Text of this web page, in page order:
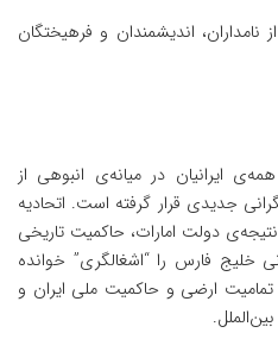
که به امضای ۸۱ تن از نامداران، اندیشمندان و فرهیختگان
ایرانیان در میانه‌ی انبوهی از
جدیدی قرار گرفته است. اتحادیه
دولت امارات، حاکمیت تاریخی
خلیج فارس را “اشغالگری” خوانده
ارضی و حاکمیت ملی ایران و